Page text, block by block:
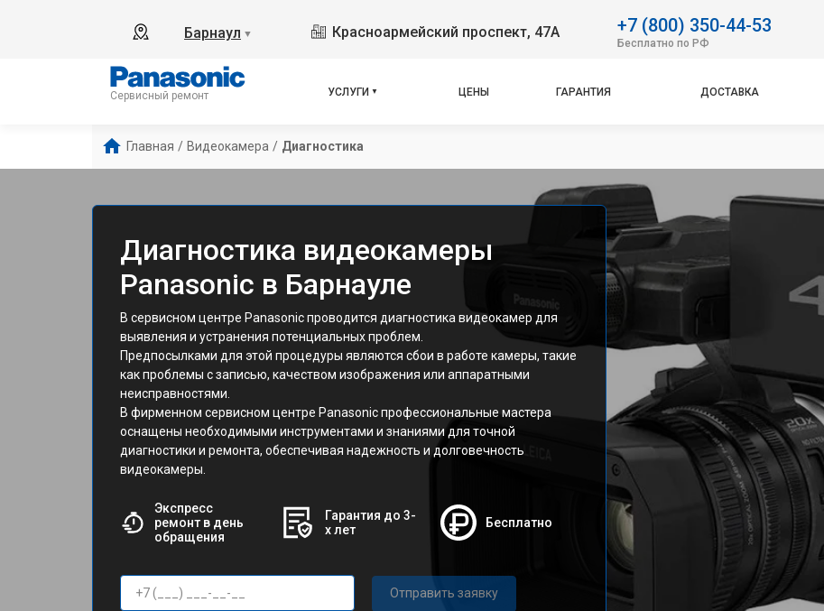
Барнаул ▼ Красноармейский проспект, 47А +7 (800) 350-44-53
Бесплатно по РФ
Сервисный ремонт УСЛУГИ ЦЕНЫ ГАРАНТИЯ ДОСТАВКА
Главная / Видеокамера / Диагностика
Диагностика видеокамеры
Panasonic в Барнауле
В сервисном центре Panasonic проводится диагностика видеокамер для
выявления и устранения потенциальных проблем.
Предпосылками для этой процедуры являются сбои в работе камеры, такие
как проблемы с записью, качеством изображения или аппаратными
неисправностями.
В фирменном сервисном центре Panasonic профессиональные мастера
оснащены необходимыми инструментами и знаниями для точной
диагностики и ремонта, обеспечивая надежность и долговечность
видеокамеры.
Экспресс
ремонт в день
обращения
Гарантия до 3-
х лет
Бесплатно
Отправить заявку